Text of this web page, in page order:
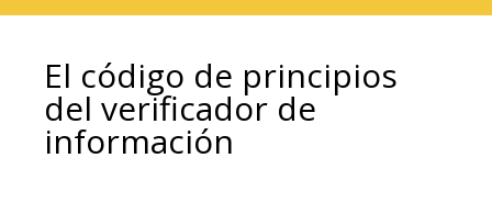
El código de principios
del verificador de
información